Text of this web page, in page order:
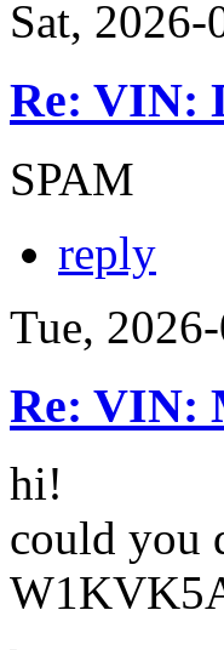
Sat,
Re: VIN:
SPAM
reply
Tue,
Re: VIN:
hi!
could you